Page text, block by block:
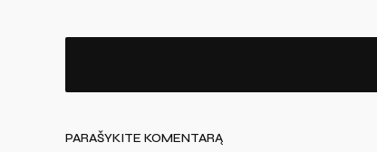
PARAŠYKITE KOMENTARĄ